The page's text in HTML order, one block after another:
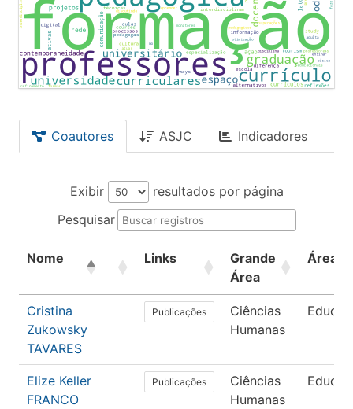
Coautores ASJC Indicadores
Exibir
resultados por página
Pesquisar
Nome Links
Grande
Área
Área
Cristina
Zukowsky
TAVARES
Publicações
Ciências
Humanas
Elize Keller
FRANCO
Publicações
Ciências
Humanas